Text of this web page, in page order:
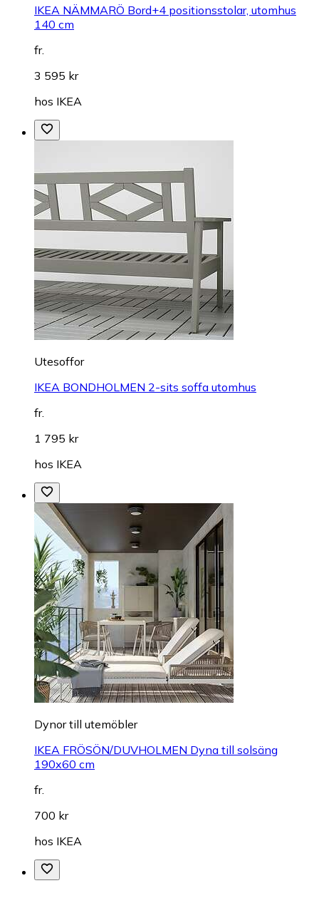
IKEA NÄMMARÖ Bord+4 positionsstolar, utomhus
140 cm
fr.
3 595 kr
hos IKEA
Utesoffor
IKEA BONDHOLMEN 2-sits soffa utomhus
fr.
1 795 kr
hos IKEA
Dynor till utemöbler
IKEA FRÖSÖN/DUVHOLMEN Dyna till solsäng
190x60 cm
fr.
700 kr
hos IKEA